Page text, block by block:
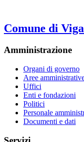
Comune di
Amministrazione
Organi di governo
Aree
Uffici
Enti e fondazioni
Politici
Personale
Documenti e dati